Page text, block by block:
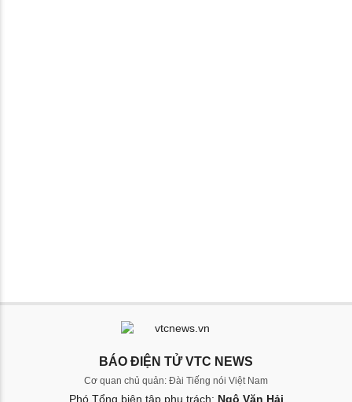
BÁO ĐIỆN TỬ VTC NEWS
Cơ quan chủ quản: Đài Tiếng nói Việt Nam
Phó Tổng biên tập phụ trách: Ngô Văn Hải